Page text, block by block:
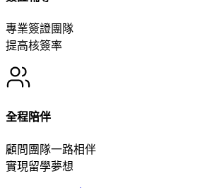
專業簽證團隊
提高核簽率
全程陪伴
顧問團隊一路相伴
實現留學夢想